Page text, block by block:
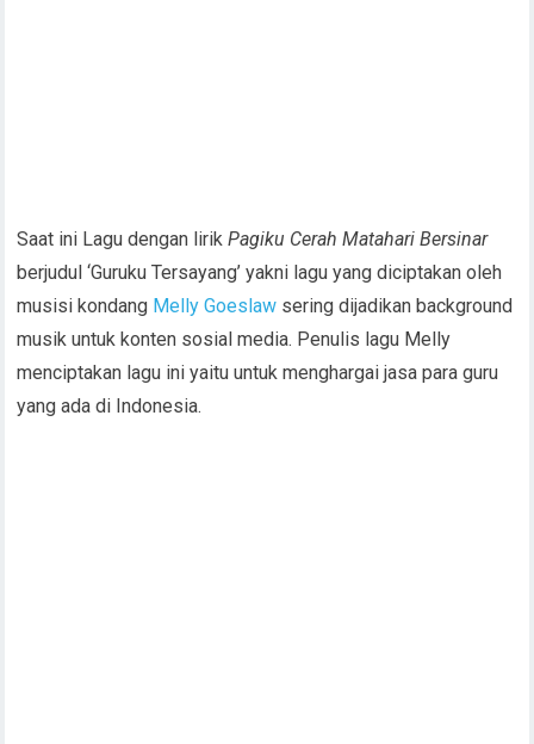
Saat ini Lagu dengan lirikPagiku Cerah Matahari Bersinar
berjudul ‘Guruku Tersayang’ yakni lagu yang diciptakan oleh
musisi kondang Melly Goeslaw sering dijadikan background
musik untuk konten sosial media. Penulis lagu Melly
menciptakan lagu ini yaitu untuk menghargai jasa para guru
yang ada di Indonesia.